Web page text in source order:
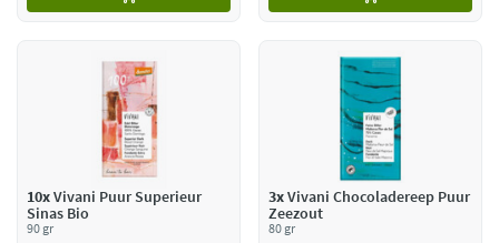
10xVivani Puur Superieur
Sinas Bio
90 gr
3xVivani Chocoladereep Puur
Zeezout
80 gr